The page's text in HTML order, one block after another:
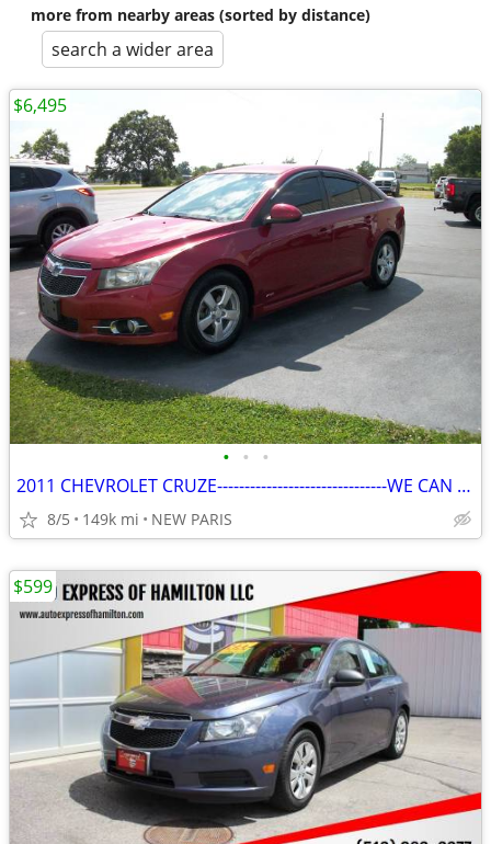
more from nearby areas (sorted by distance)
search a wider area
• • •
2011 CHEVROLET CRUZE-------------------------------WE CAN FINANCE WAC
8/5 149k mi NEW PARIS
$6,495
$599